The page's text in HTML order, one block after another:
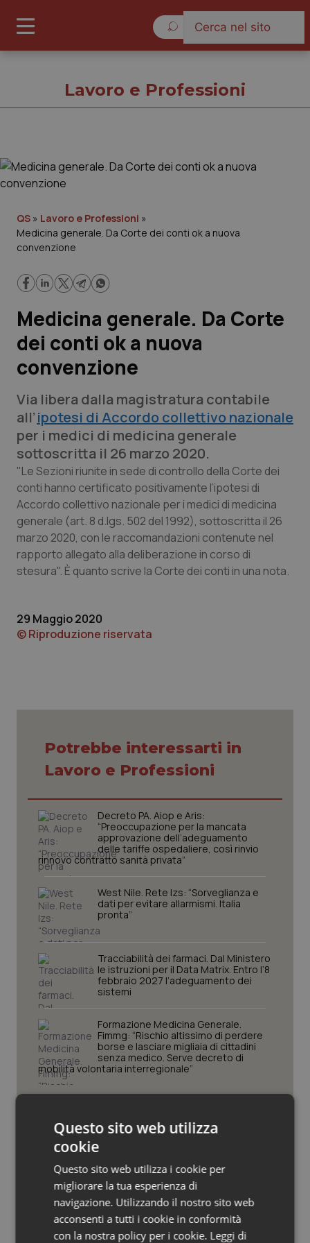
Governo e Parlamento
Regioni e Asl
Lavoro e Professioni
Scienza e Farmaci
Studi e Analisi
Lettere al direttore
Edizioni Regionali
QS Pro
Professionisti Sanitari.AI
Abruzzo
Calabria
Friuli Venezia Giulia
Lazio
Liguria
Lombardia
Marche
Molise
Piemonte
Provincia Autonoma di Bolzano
Provincia Autonoma di Trento
Puglia
Sicilia
Toscana
Umbria
QS Pro Gold
Asma & BPCO
Dermatite Atopica
Diabete & glucometri
Disturbi dell’umore
Dolore
Donna & Salute
Epatiti
HIV
Infezioni & Febbre
Ipertensione & Scompenso
Malattie rare
Neuroscienze & patologie neurodegenerative
Obesità
Oftalmologia
Lavoro e Professioni
QS » Lavoro e Professioni »
Medicina generale. Da Corte dei conti ok a nuova
convenzione
Medicina generale. Da Corte
dei conti ok a nuova
convenzione
Via libera dalla magistratura contabile
all’ipotesi di Accordo collettivo nazionale
per i medici di medicina generale
sottoscritta il 26 marzo 2020.
"Le Sezioni riunite in sede di controllo della Corte dei
conti hanno certificato positivamente l’ipotesi di
Accordo collettivo nazionale per i medici di medicina
generale (art. 8 d.lgs. 502 del 1992), sottoscritta il 26
marzo 2020, con le raccomandazioni contenute nel
rapporto allegato alla deliberazione in corso di
stesura". È quanto scrive la Corte dei conti in una nota.
29 Maggio 2020
© Riproduzione riservata
Potrebbe interessarti in
Lavoro e Professioni
Decreto PA. Aiop e Aris:
“Preoccupazione per la mancata
approvazione dell’adeguamento
delle tariffe ospedaliere, così rinvio
rinnovo contratto sanità privata”
West Nile. Rete Izs: “Sorveglianza e
dati per evitare allarmismi. Italia
pronta”
Tracciabilità dei farmaci. Dal Ministero
le istruzioni per il Data Matrix. Entro l’8
febbraio 2027 l’adeguamento dei
sistemi
Formazione Medicina Generale.
Fimmg: “Rischio altissimo di perdere
borse e lasciare migliaia di cittadini
senza medico. Serve decreto di
mobilità volontaria interregionale”
Ultime analisi e review da QS Pro
Gold
Cloud sanitario: infrastrutture,
compliance, GDPR e Risk management
Questo sito web utilizza
cookie
Questo sito web utilizza i cookie per
migliorare la tua esperienza di
navigazione. Utilizzando il nostro sito web
acconsenti a tutti i cookie in conformità
con la nostra policy per i cookie. Leggi di